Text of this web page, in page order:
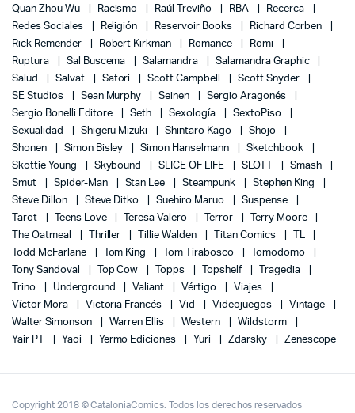
Quan Zhou Wu
Racismo Raúl Treviño RBA
Recerca
Redes Sociales
Religión Reservoir Books
Richard Corben
Rick Remender
Robert Kirkman Romance
Romi
Ruptura
Sal Buscema Salamandra
Salamandra Graphic
Salud
Salvat Satori Scott Campbell
Scott Snyder
SE Studios
Sean Murphy Seinen
Sergio Aragonés
Sergio Bonelli Editore
Seth Sexología
SextoPiso
Sexualidad
Shigeru Mizuki Shintaro Kago
Shojo
Shonen
Simon Bisley Simon Hanselmann
Sketchbook
Skottie Young
Skybound SLICE OF LIFE SLOTT
Smash
Smut
Spider-Man Stan Lee Steampunk
Stephen King
Steve Dillon
Steve Ditko Suehiro Maruo
Suspense
Tarot
Teens Love Teresa Valero Terror
Terry Moore
The Oatmeal
Thriller Tillie Walden Titan Comics
Todd McFarlane
Tom King Tom Tirabosco
Tomodomo
Tony Sandoval
Top Cow Topps Topshelf
Tragedia
Trino
Underground Valiant Vértigo
Viajes
Víctor Mora
Victoria Francés Vid Videojuegos
Vintage
Walter Simonson
Warren Ellis Western
Wildstorm
Yair PT
Yaoi Yermo Ediciones Yuri Zdarsky Zenescope
Copyright 2018 © CataloniaComics. Todos los derechos reservados